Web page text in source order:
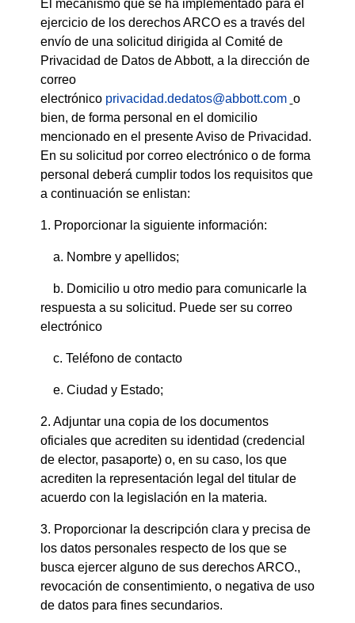
El mecanismo que se ha implementado para el
ejercicio de los derechos ARCO es a través del
envío de una solicitud dirigida al Comité de
Privacidad de Datos de Abbott, a la dirección de
correo
electrónico privacidad.dedatos@abbott.com o
bien, de forma personal en el domicilio
mencionado en el presente Aviso de Privacidad.
En su solicitud por correo electrónico o de forma
personal deberá cumplir todos los requisitos que
a continuación se enlistan:
1. Proporcionar la siguiente información:
a. Nombre y apellidos;
b. Domicilio u otro medio para comunicarle la
respuesta a su solicitud. Puede ser su correo
electrónico
c. Teléfono de contacto
e. Ciudad y Estado;
2. Adjuntar una copia de los documentos
oficiales que acrediten su identidad (credencial
de elector, pasaporte) o, en su caso, los que
acrediten la representación legal del titular de
acuerdo con la legislación en la materia.
3. Proporcionar la descripción clara y precisa de
los datos personales respecto de los que se
busca ejercer alguno de sus derechos ARCO.,
revocación de consentimiento, o negativa de uso
de datos para fines secundarios.